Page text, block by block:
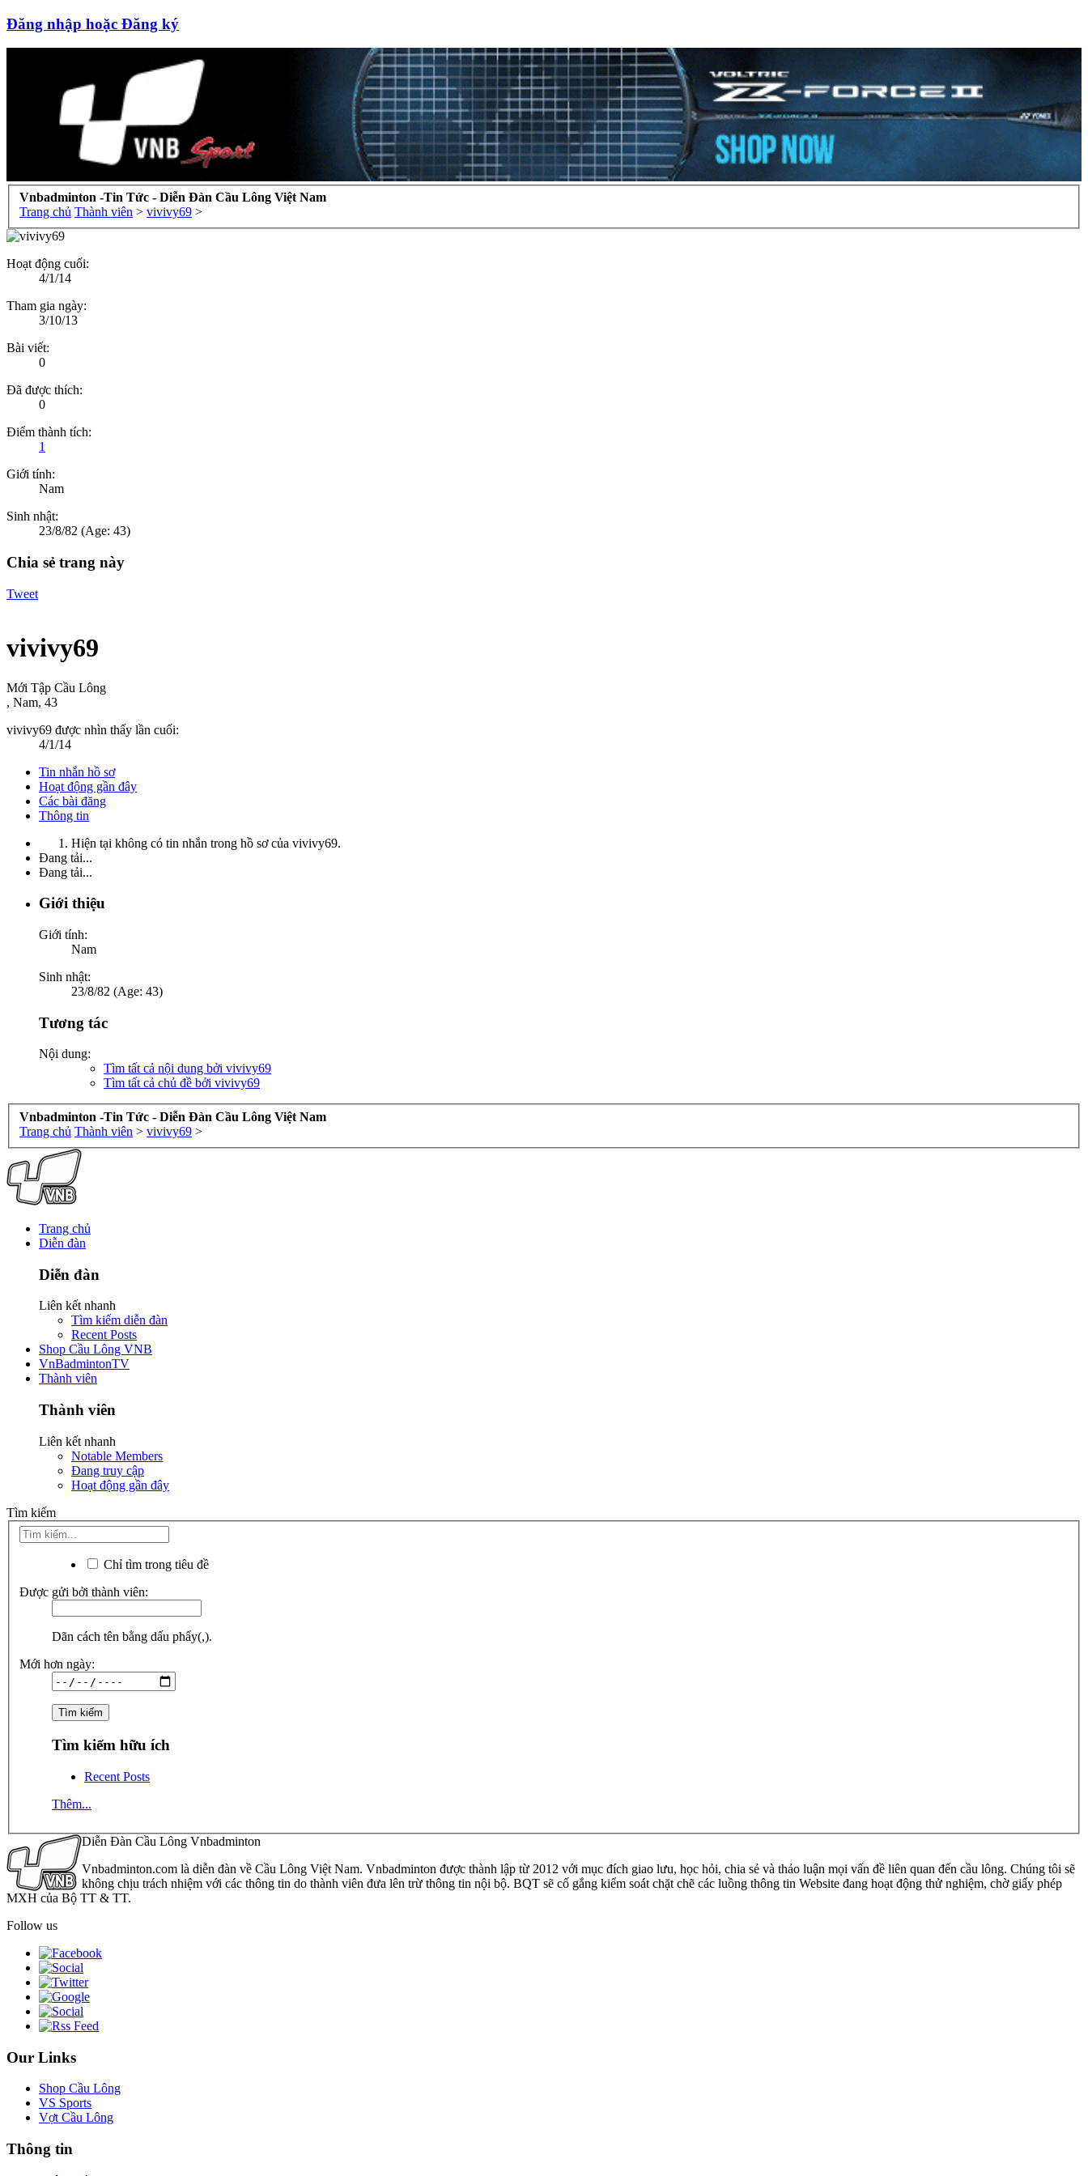
Đăng nhập hoặc Đăng ký
Vnbadminton -Tin Tức - Diễn Đàn Cầu Lông Việt Nam
Trang chủ Thành viên > vivivy69 >
Hoạt động cuối:
4/1/14
Tham gia ngày:
3/10/13
Bài viết:
0
Đã được thích:
0
Điểm thành tích:
1
Giới tính:
Nam
Sinh nhật:
23/8/82 (Age: 43)
Chia sẻ trang này
Tweet
vivivy69
Mới Tập Cầu Lông
, Nam, 43
vivivy69 được nhìn thấy lần cuối:
4/1/14
Tin nhắn hồ sơ
Hoạt động gần đây
Các bài đăng
Thông tin
Hiện tại không có tin nhắn trong hồ sơ của vivivy69.
Đang tải...
Đang tải...
Giới thiệu
Giới tính:
Nam
Sinh nhật:
23/8/82 (Age: 43)
Tương tác
Nội dung:
Tìm tất cả nội dung bởi vivivy69
Tìm tất cả chủ đề bởi vivivy69
Vnbadminton -Tin Tức - Diễn Đàn Cầu Lông Việt Nam
Trang chủ Thành viên > vivivy69 >
Trang chủ
Diễn đàn
Diễn đàn
Liên kết nhanh
Tìm kiếm diễn đàn
Recent Posts
Shop Cầu Lông VNB
VnBadmintonTV
Thành viên
Thành viên
Liên kết nhanh
Notable Members
Đang truy cập
Hoạt động gần đây
Tìm kiếm
Chỉ tìm trong tiêu đề
Được gửi bởi thành viên:
Dãn cách tên bằng dấu phẩy(,).
Mới hơn ngày:
Tìm kiếm hữu ích
Recent Posts
Thêm...
Diễn Đàn Cầu Lông Vnbadminton
Vnbadminton.com là diễn đàn về Cầu Lông Việt Nam. Vnbadminton được thành lập từ 2012 với mục đích giao lưu, học hỏi, chia sẻ và thảo luận mọi vấn đề liên quan đến cầu lông. Chúng tôi sẽ
không chịu trách nhiệm với các thông tin do thành viên đưa lên trừ thông tin nội bộ. BQT sẽ cố gắng kiểm soát chặt chẽ các luồng thông tin Website đang hoạt động thử nghiệm, chờ giấy phép
MXH của Bộ TT & TT.
Follow us
Our Links
Shop Cầu Lông
VS Sports
Vợt Cầu Lông
Thông tin